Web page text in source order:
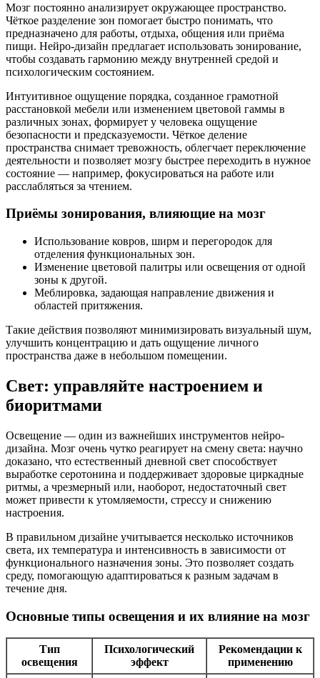
Мозг постоянно анализирует окружающее пространство.
Чёткое разделение зон помогает быстро понимать, что
предназначено для работы, отдыха, общения или приёма
пищи. Нейро-дизайн предлагает использовать зонирование,
чтобы создавать гармонию между внутренней средой и
психологическим состоянием.
Интуитивное ощущение порядка, созданное грамотной
расстановкой мебели или изменением цветовой гаммы в
различных зонах, формирует у человека ощущение
безопасности и предсказуемости. Чёткое деление
пространства снимает тревожность, облегчает переключение
деятельности и позволяет мозгу быстрее переходить в нужное
состояние — например, фокусироваться на работе или
расслабляться за чтением.
Приёмы зонирования, влияющие на мозг
Использование ковров, ширм и перегородок для
отделения функциональных зон.
Изменение цветовой палитры или освещения от одной
зоны к другой.
Меблировка, задающая направление движения и
областей притяжения.
Такие действия позволяют минимизировать визуальный шум,
улучшить концентрацию и дать ощущение личного
пространства даже в небольшом помещении.
Свет: управляйте настроением и
биоритмами
Освещение — один из важнейших инструментов нейро-
дизайна. Мозг очень чутко реагирует на смену света: научно
доказано, что естественный дневной свет способствует
выработке серотонина и поддерживает здоровые циркадные
ритмы, а чрезмерный или, наоборот, недостаточный свет
может привести к утомляемости, стрессу и снижению
настроения.
В правильном дизайне учитывается несколько источников
света, их температура и интенсивность в зависимости от
функционального назначения зоны. Это позволяет создать
среду, помогающую адаптироваться к разным задачам в
течение дня.
Основные типы освещения и их влияние на мозг
Тип
освещения
Психологический
эффект
Рекомендации к
применению